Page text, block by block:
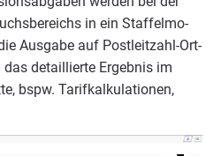
in ein Staf­fel­mo­
Aus­ga­be auf Post­leit­zahl-Ort-
das detail­lier­te Ergeb­nis im
bspw. Tarif­kal­ku­la­tio­nen,